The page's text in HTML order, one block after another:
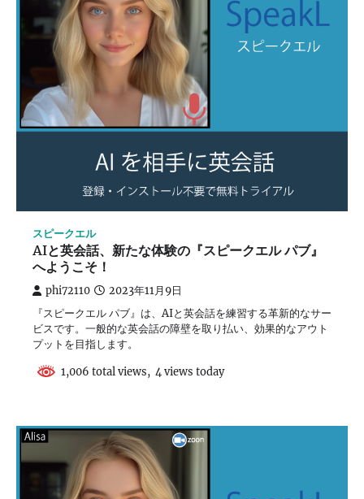
スピークエル
AIと英会話、新たな体験の『スピークエル パブ』
へようこそ！
phi72110 2023年11月9日
『スピークエル パブ』は、AIと英会話を練習する革新的なサー
ビスです。一般的な英会話の障壁を取り払い、効果的なアウト
プットを目指します。
1,006 total views, 4 views today